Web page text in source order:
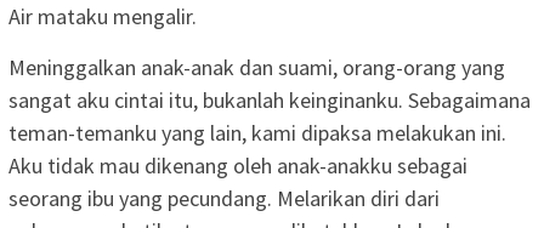
Air mataku mengalir.
Meninggalkan anak-anak dan suami, orang-orang yang
sangat aku cintai itu, bukanlah keinginanku. Sebagaimana
teman-temanku yang lain, kami dipaksa melakukan ini.
Aku tidak mau dikenang oleh anak-anakku sebagai
seorang ibu yang pecundang. Melarikan diri dari